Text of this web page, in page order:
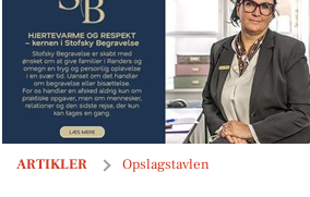
ARTIKLER Opslagstavlen
Ny spændende villa i Fjordparken Hobro til